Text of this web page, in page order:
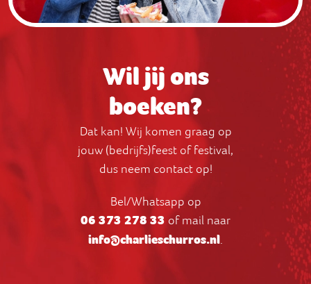
Wil jij ons
boeken?
Dat kan! Wij komen graag op
jouw (bedrijfs)feest of festival,
dus neem contact op!
Bel/Whatsapp op
06 373 278 33 of mail naar
info@charlieschurros.nl.